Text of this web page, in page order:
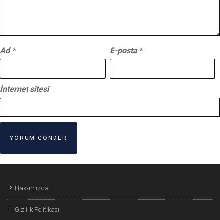
Ad * E-posta *
İnternet sitesi
Hakkımızda
Gizlilik Politikası